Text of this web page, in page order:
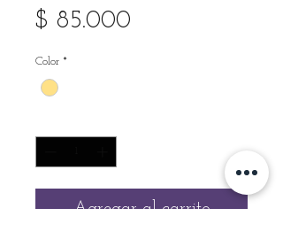
$ 85.000
Color *
Agregar al carrito